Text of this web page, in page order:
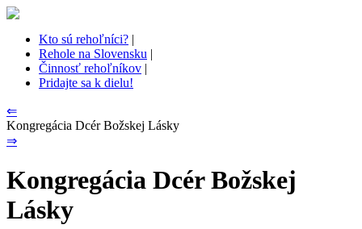
Kto sú rehoľníci? |
Rehole na Slovensku |
Činnosť rehoľníkov |
Pridajte sa k dielu!
⇐
Kongregácia Dcér Božskej Lásky
⇒
Kongregácia Dcér Božskej
Lásky